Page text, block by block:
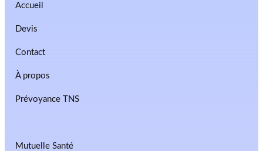
Accueil
Devis
Contact
À propos
Prévoyance TNS
Mutuelle Santé